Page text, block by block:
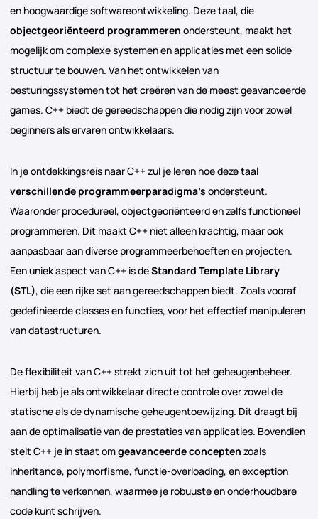
en hoogwaardige softwareontwikkeling. Deze taal, die
objectgeoriënteerd programmeren ondersteunt, maakt het
mogelijk om complexe systemen en applicaties met een solide
structuur te bouwen. Van het ontwikkelen van
besturingssystemen tot het creëren van de meest geavanceerde
games. C++ biedt de gereedschappen die nodig zijn voor zowel
beginners als ervaren ontwikkelaars.
In je ontdekkingsreis naar C++ zul je leren hoe deze taal
verschillende programmeerparadigma’s ondersteunt.
Waaronder procedureel, objectgeoriënteerd en zelfs functioneel
programmeren. Dit maakt C++ niet alleen krachtig, maar ook
aanpasbaar aan diverse programmeerbehoeften en projecten.
Een uniek aspect van C++ is deStandard Template Library
(STL), die een rijke set aan gereedschappen biedt. Zoals vooraf
gedefinieerde classes en functies, voor het effectief manipuleren
van datastructuren.
De flexibiliteit van C++ strekt zich uit tot het geheugenbeheer.
Hierbij heb je als ontwikkelaar directe controle over zowel de
statische als de dynamische geheugentoewijzing. Dit draagt bij
aan de optimalisatie van de prestaties van applicaties. Bovendien
stelt C++ je in staat omgeavanceerde concepten zoals
inheritance, polymorfisme, functie-overloading, en exception
handling te verkennen, waarmee je robuuste en onderhoudbare
code kunt schrijven.